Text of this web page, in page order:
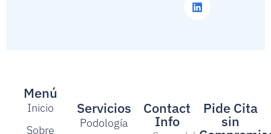
Menú
Inicio
Sobre
Servicios
Podología
Contact
Info
Pide Cita
sin